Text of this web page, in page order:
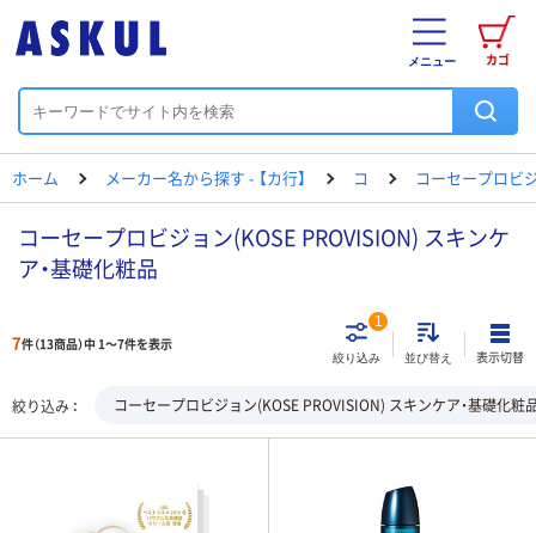
カゴ
メニュー
ホーム メーカー名から探す - 【カ行】 コ コーセープロビ
コーセープロビジョン(KOSE PROVISION) スキンケ
ア・基礎化粧品
7件（13商品）中 1～7件を表示
絞り込み
1
並び替え 表示切替
絞り込み コーセープロビジョン(KOSE PROVISION) スキンケア・基礎化粧